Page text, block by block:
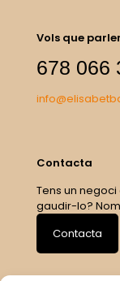
Vols que
678 066
Contacta
Tens un
gaudir-lo?
Contacta